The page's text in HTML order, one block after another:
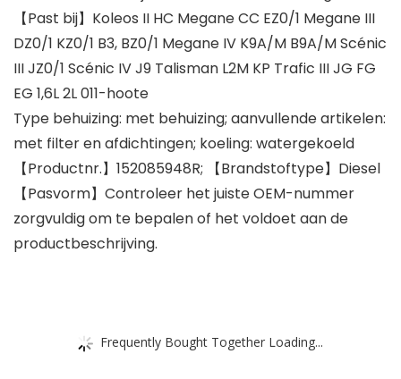
【Past bij】Koleos II HC Megane CC EZ0/1 Megane III
DZ0/1 KZ0/1 B3, BZ0/1 Megane IV K9A/M B9A/M Scénic
III JZ0/1 Scénic IV J9 Talisman L2M KP Trafic III JG FG
EG 1,6L 2L 011-hoote
Type behuizing: met behuizing; aanvullende artikelen:
met filter en afdichtingen; koeling: watergekoeld
【Productnr.】152085948R; 【Brandstoftype】Diesel
【Pasvorm】Controleer het juiste OEM-nummer
zorgvuldig om te bepalen of het voldoet aan de
productbeschrijving.
Frequently Bought Together Loading...